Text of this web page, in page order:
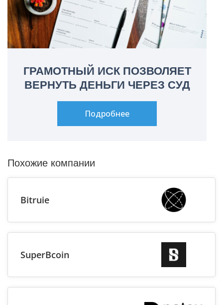
ГРАМОТНЫЙ ИСК ПОЗВОЛЯЕТ
ВЕРНУТЬ ДЕНЬГИ ЧЕРЕЗ СУД
Подробнее
Похожие компании
Bitruie
SuperBcoin